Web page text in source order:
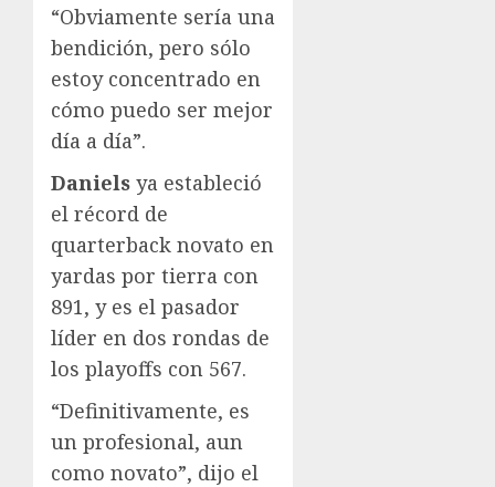
“Obviamente sería una
bendición, pero sólo
estoy concentrado en
cómo puedo ser mejor
día a día”.
Daniels ya estableció
el récord de
quarterback novato en
yardas por tierra con
891, y es el pasador
líder en dos rondas de
los playoffs con 567.
“Definitivamente, es
un profesional, aun
como novato”, dijo el